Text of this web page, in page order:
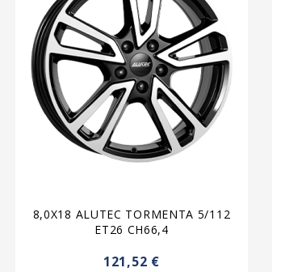
8,0X18 ALUTEC TORMENTA 5/112
ET26 CH66,4
121,52 €